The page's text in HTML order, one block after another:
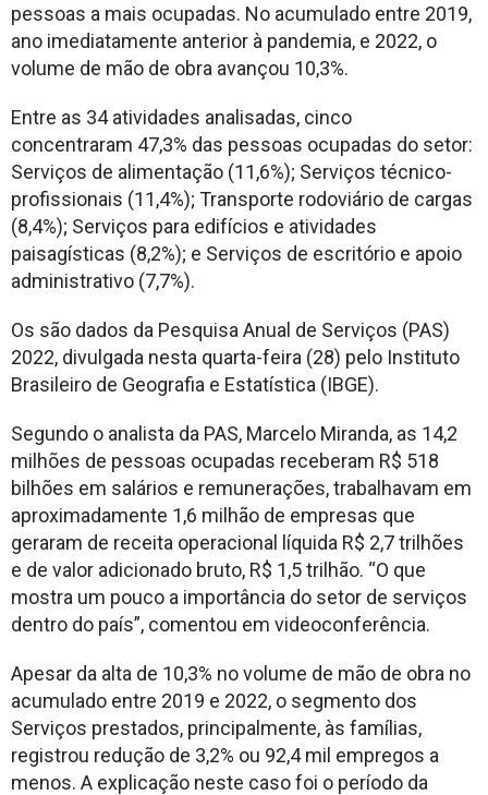
pessoas a mais ocupadas. No acumulado entre 2019,
ano imediatamente anterior à pandemia, e 2022, o
volume de mão de obra avançou 10,3%.
Entre as 34 atividades analisadas, cinco
concentraram 47,3% das pessoas ocupadas do setor:
Serviços de alimentação (11,6%); Serviços técnico-
profissionais (11,4%); Transporte rodoviário de cargas
(8,4%); Serviços para edifícios e atividades
paisagísticas (8,2%); e Serviços de escritório e apoio
administrativo (7,7%).
Os são dados da Pesquisa Anual de Serviços (PAS)
2022, divulgada nesta quarta-feira (28) pelo Instituto
Brasileiro de Geografia e Estatística (IBGE).
Segundo o analista da PAS, Marcelo Miranda, as 14,2
milhões de pessoas ocupadas receberam R$ 518
bilhões em salários e remunerações, trabalhavam em
aproximadamente 1,6 milhão de empresas que
geraram de receita operacional líquida R$ 2,7 trilhões
e de valor adicionado bruto, R$ 1,5 trilhão. “O que
mostra um pouco a importância do setor de serviços
dentro do país”, comentou em videoconferência.
Apesar da alta de 10,3% no volume de mão de obra no
acumulado entre 2019 e 2022, o segmento dos
Serviços prestados, principalmente, às famílias,
registrou redução de 3,2% ou 92,4 mil empregos a
menos. A explicação neste caso foi o período da